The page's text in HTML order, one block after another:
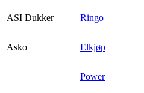
ASI Dukker Ringo
Asko
Elkjøp
Power